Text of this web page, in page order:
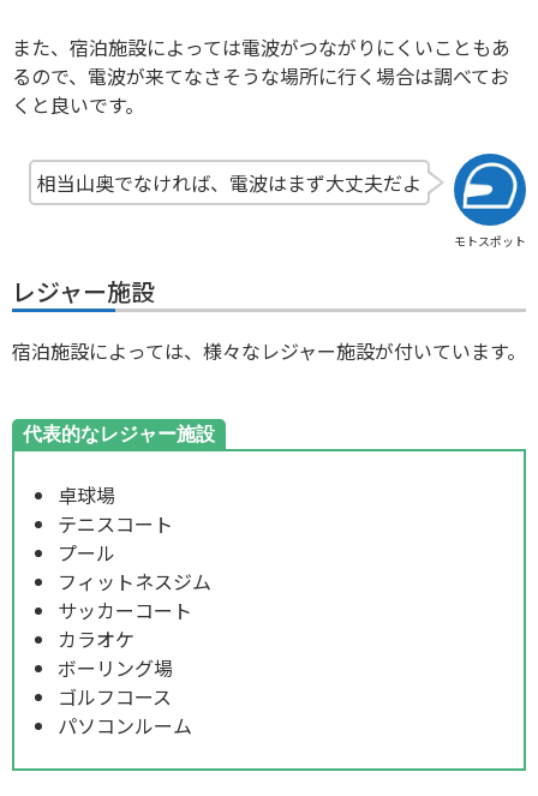
また、宿泊施設によっては電波がつながりにくいこともあ
るので、電波が来てなさそうな場所に行く場合は調べてお
くと良いです。
モトスポット
相当山奥でなければ、電波はまず大丈夫だよ
レジャー施設
宿泊施設によっては、様々なレジャー施設が付いています。
代表的なレジャー施設
卓球場
テニスコート
プール
フィットネスジム
サッカーコート
カラオケ
ボーリング場
ゴルフコース
パソコンルーム